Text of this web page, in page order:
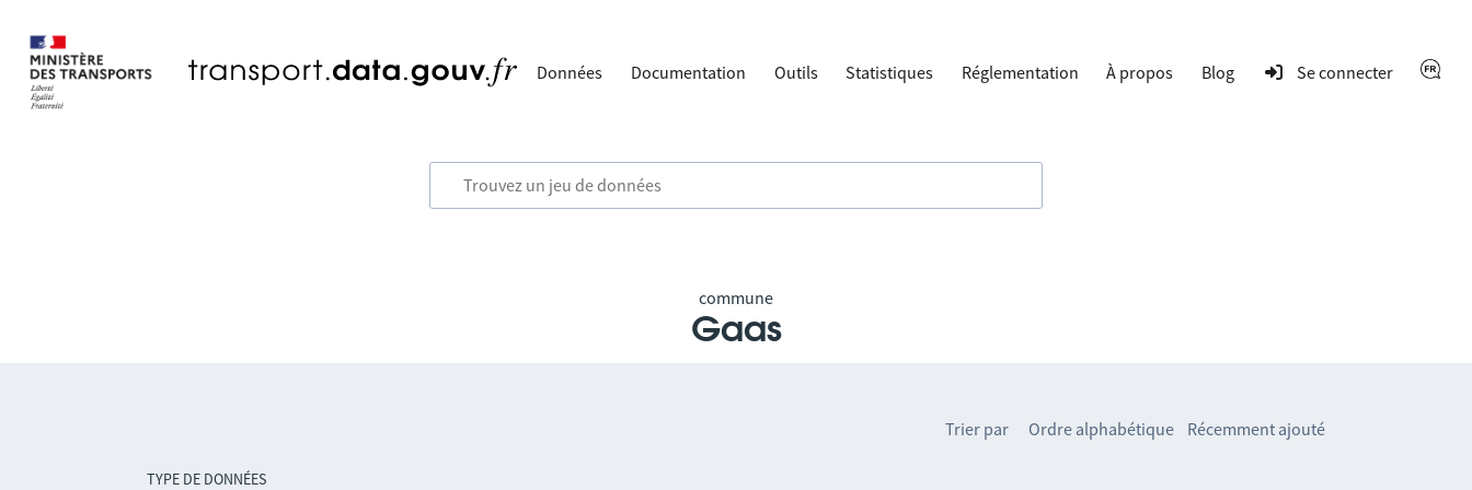
Données Documentation Outils Statistiques Réglementation À propos Blog Se connecter
commune
Gaas
TYPE DE DONNÉES
Trier par Ordre alphabétique Récemment ajouté